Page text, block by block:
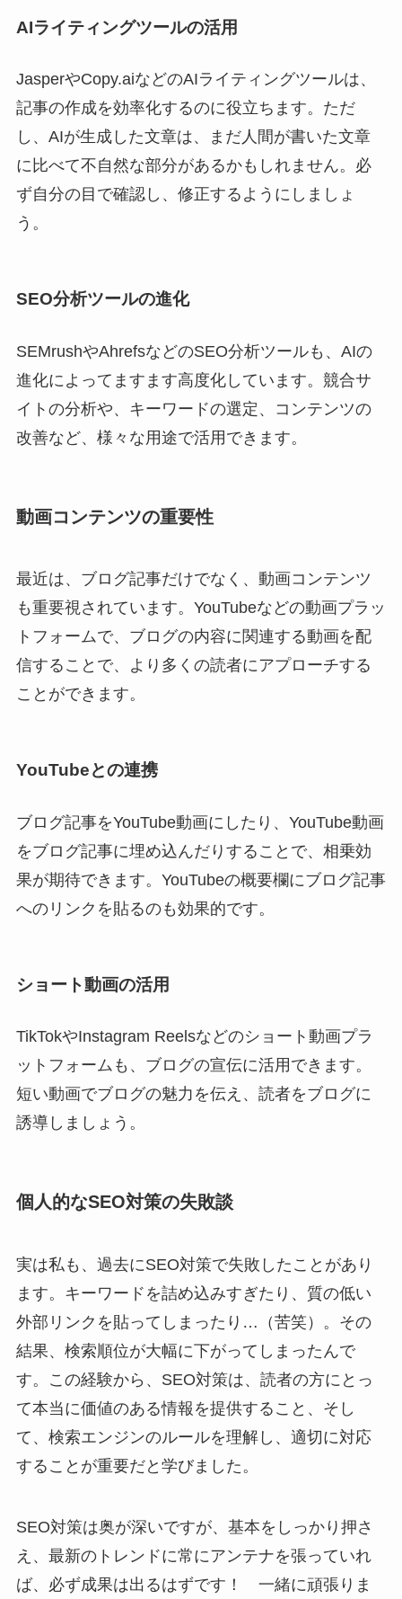
AIライティングツールの活用
JasperやCopy.aiなどのAIライティングツールは、
記事の作成を効率化するのに役立ちます。ただ
し、AIが生成した文章は、まだ人間が書いた文章
に比べて不自然な部分があるかもしれません。必
ず自分の目で確認し、修正するようにしましょ
う。
SEO分析ツールの進化
SEMrushやAhrefsなどのSEO分析ツールも、AIの
進化によってますます高度化しています。競合サ
イトの分析や、キーワードの選定、コンテンツの
改善など、様々な用途で活用できます。
動画コンテンツの重要性
最近は、ブログ記事だけでなく、動画コンテンツ
も重要視されています。YouTubeなどの動画プラッ
トフォームで、ブログの内容に関連する動画を配
信することで、より多くの読者にアプローチする
ことができます。
YouTubeとの連携
ブログ記事をYouTube動画にしたり、YouTube動画
をブログ記事に埋め込んだりすることで、相乗効
果が期待できます。YouTubeの概要欄にブログ記事
へのリンクを貼るのも効果的です。
ショート動画の活用
TikTokやInstagram Reelsなどのショート動画プラ
ットフォームも、ブログの宣伝に活用できます。
短い動画でブログの魅力を伝え、読者をブログに
誘導しましょう。
個人的なSEO対策の失敗談
実は私も、過去にSEO対策で失敗したことがあり
ます。キーワードを詰め込みすぎたり、質の低い
外部リンクを貼ってしまったり…（苦笑）。その
結果、検索順位が大幅に下がってしまったんで
す。この経験から、SEO対策は、読者の方にとっ
て本当に価値のある情報を提供すること、そし
て、検索エンジンのルールを理解し、適切に対応
することが重要だと学びました。
SEO対策は奥が深いですが、基本をしっかり押さ
え、最新のトレンドに常にアンテナを張っていれ
ば、必ず成果は出るはずです！ 一緒に頑張りま